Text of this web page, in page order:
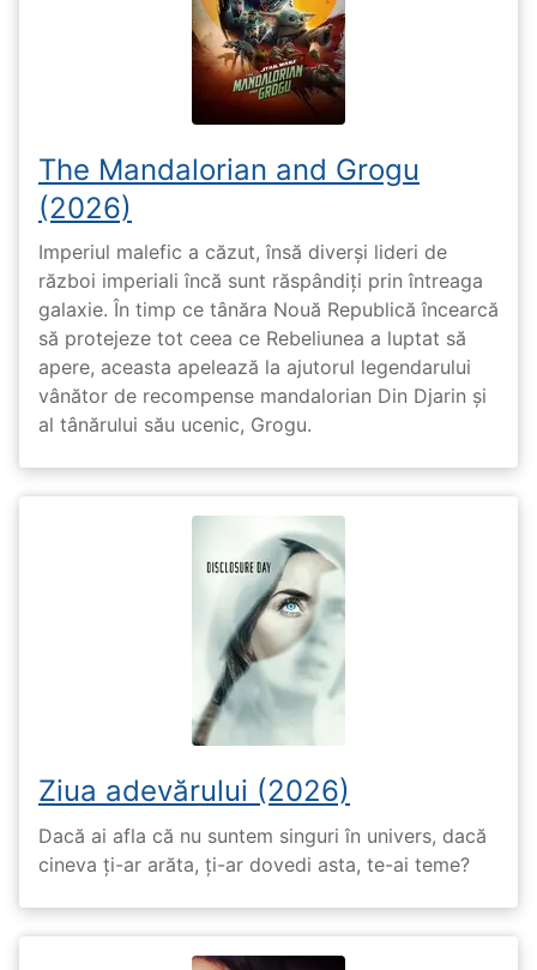
The Mandalorian and Grogu
(2026)
Imperiul malefic a căzut, însă diverși lideri de
război imperiali încă sunt răspândiți prin întreaga
galaxie. În timp ce tânăra Nouă Republică încearcă
să protejeze tot ceea ce Rebeliunea a luptat să
apere, aceasta apelează la ajutorul legendarului
vânător de recompense mandalorian Din Djarin și
al tânărului său ucenic, Grogu.
Ziua adevărului (2026)
Dacă ai afla că nu suntem singuri în univers, dacă
cineva ți-ar arăta, ți-ar dovedi asta, te-ai teme?